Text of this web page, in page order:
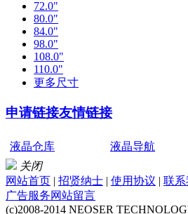
72.0"
80.0"
84.0"
98.0"
108.0"
110.0"
更多尺寸
申请链接友情链接
液晶仓库 液晶导航
关闭
网站首页 | 招贤纳士 | 使用协议 | 联系
广告服务网站留言
(c)2008-2014 NEOSER